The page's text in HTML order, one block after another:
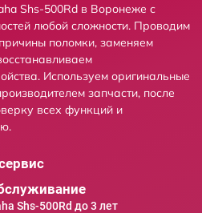
Shs-500Rd в Воронеже с
любой сложности. Проводим
поломки, заменяем
Используем оригинальные
запчасти, после
всех функций и
Shs-500Rd до 3 лет